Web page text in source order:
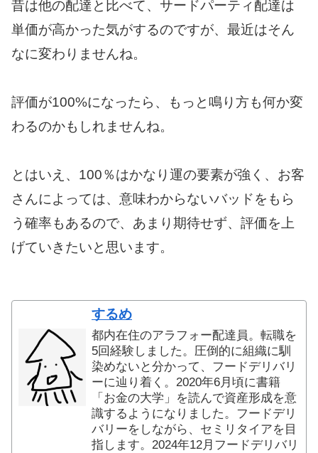
昔は他の配達と比べて、サードパーティ配達は
単価が高かった気がするのですが、最近はそん
なに変わりませんね。
評価が100%になったら、もっと鳴り方も何か変
わるのかもしれませんね。
とはいえ、100％はかなり運の要素が強く、お客
さんによっては、意味わからないバッドをもら
う確率もあるので、あまり期待せず、評価を上
げていきたいと思います。
するめ
都内在住のアラフォー配達員。転職を
5回経験しました。圧倒的に組織に馴
染めないと分かって、フードデリバリ
ーに辿り着く。2020年6月頃に書籍
「お金の大学」を読んで資産形成を意
識するようになりました。フードデリ
バリーをしながら、セミリタイアを目
指します。2024年12月フードデリバリ